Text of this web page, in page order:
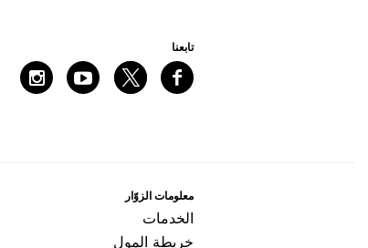
ﺗﺎﺑﻌﻨﺎ
ﻣﻌﻠﻮﻣﺎﺕ اﻟﺰﻭّاﺭ
اﻟﺨﺪﻣﺎﺕ
ﺧﺮﻳﻄﺔ اﻟﻤﻮﻝ